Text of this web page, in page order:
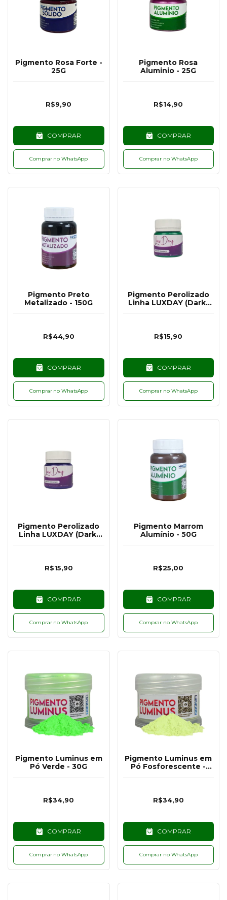
Pigmento Rosa Forte -
25G
R$9,90
COMPRAR
Comprar no WhatsApp
Pigmento Rosa
Aluminio - 25G
R$14,90
COMPRAR
Comprar no WhatsApp
Pigmento Preto
Metalizado - 150G
R$44,90
COMPRAR
Comprar no WhatsApp
Pigmento Perolizado
Linha LUXDAY (Dark)
R$15,90
COMPRAR
Comprar no WhatsApp
Pigmento Perolizado
Linha LUXDAY (Dark)
R$15,90
COMPRAR
Comprar no WhatsApp
Pigmento Marrom
Alumínio - 50G
R$25,00
COMPRAR
Comprar no WhatsApp
Pigmento Luminus em
Pó Verde - 30G
R$34,90
COMPRAR
Comprar no WhatsApp
Pigmento Luminus em
Pó Fosforescente -
R$34,90
COMPRAR
Comprar no WhatsApp